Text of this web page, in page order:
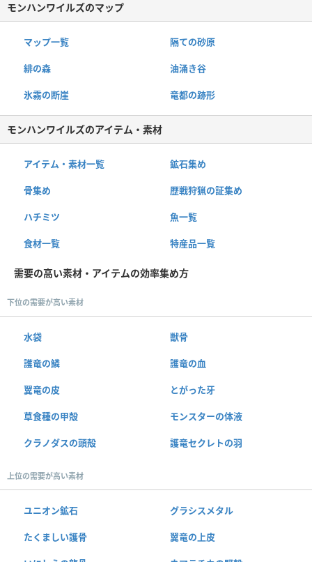
モンハンワイルズのマップ
マップ一覧 隔ての砂原
緋の森 油涌き谷
氷霧の断崖 竜都の跡形
モンハンワイルズのアイテム・素材
アイテム・素材一覧 鉱石集め
骨集め 歴戦狩猟の証集め
ハチミツ 魚一覧
食材一覧 特産品一覧
需要の高い素材・アイテムの効率集め方
下位の需要が高い素材
水袋 獣骨
護竜の鱗 護竜の血
翼竜の皮 とがった牙
草食種の甲殻 モンスターの体液
クラノダスの頭殻 護竜セクレトの羽
上位の需要が高い素材
ユニオン鉱石 グラシスメタル
たくましい護骨 翼竜の上皮